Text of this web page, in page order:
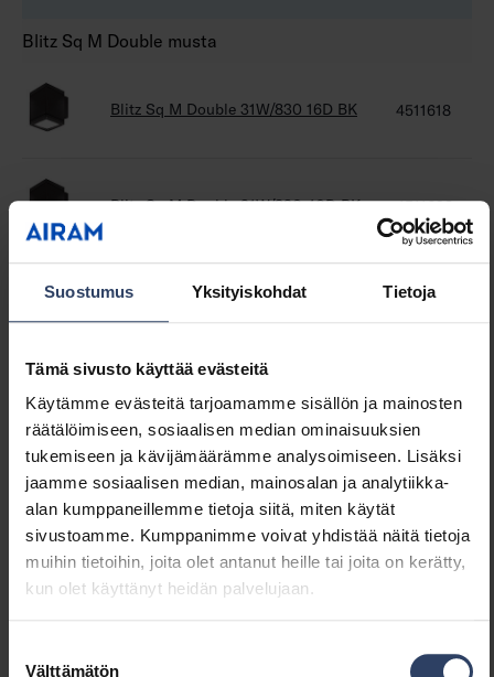
Suostumus Yksityiskohdat Tietoja
Tämä sivusto käyttää evästeitä
Käytämme evästeitä tarjoamamme sisällön ja mainosten
räätälöimiseen, sosiaalisen median ominaisuuksien
tukemiseen ja kävijämäärämme analysoimiseen. Lisäksi
jaamme sosiaalisen median, mainosalan ja analytiikka-
alan kumppaneillemme tietoja siitä, miten käytät
sivustoamme. Kumppanimme voivat yhdistää näitä tietoja
muihin tietoihin, joita olet antanut heille tai joita on kerätty,
kun olet käyttänyt heidän palvelujaan.
Välttämätön
Blitz Sq M Double musta
Blitz Sq M Double 31W/830 16D BK 4511618
Blitz Sq M Double 31W/830 40D BK 4511628
Blitz Sq M Double 31W/830 74D BK 4511638
Blitz Sq M Double 31W/840 16D BK 4511623
Blitz Sq M Double 31W/840 40D BK 4511633
Blitz Sq M Double 31W/840 74D BK
Tuotenimi Koodi